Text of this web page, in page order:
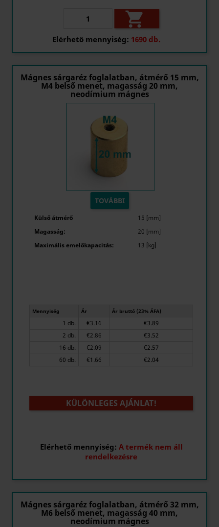

Elérhető mennyiség: 1690 db.
Mágnes sárgaréz foglalatban, átmérő 15 mm,
M4 belső menet, magasság 20 mm,
neodímium mágnes
TOVÁBBI
Külső átmérő
15 [mm]
Magasság:
20 [mm]
Maximális emelőkapacitás:
13 [kg]
Mennyiség Ár Ár bruttó (23% ÁFA)
1 db. €3.16
€3.89
2 db.
€2.86
€3.52
16 db.
€2.09
€2.57
60 db.
€1.66 €2.04
KÜLÖNLEGES AJÁNLAT!
Elérhető mennyiség: A termék nem áll
rendelkezésre
Mágnes sárgaréz foglalatban, átmérő 32 mm,
M6 belső menet, magasság 40 mm,
neodímium mágnes